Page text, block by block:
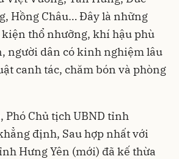
Hồng Châu… Đây là những
thổ nhưỡng, khí hậu phù
người dân có kinh nghiệm lâu
canh tác, chăm bón và phòng
Phó Chủ tịch UBND tỉnh
định, Sau hợp nhất với
Hưng Yên (mới) đã kế thừa